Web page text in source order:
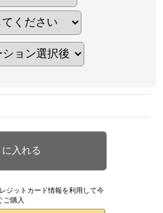
ジットカード情報を利用して今
ご購入